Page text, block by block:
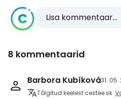
Lisa kommentaar...
8 kommentaarid
Barbora Kubíková31. 05.
Tõlgitud keelest cestee.sk